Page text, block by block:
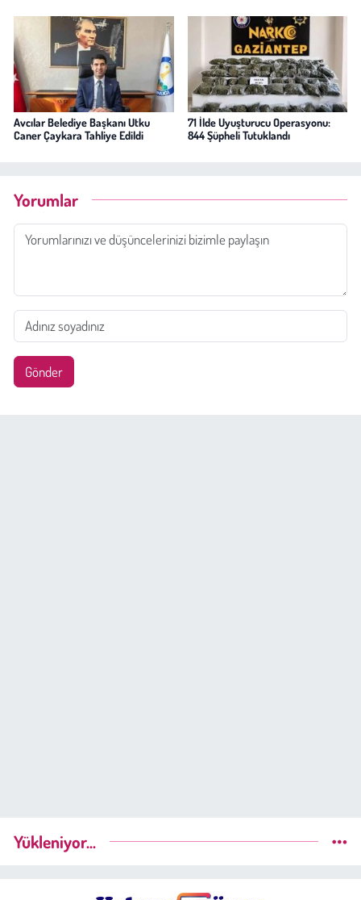
Avcılar Belediye Başkanı Utku
Caner Çaykara Tahliye Edildi
71 İlde Uyuşturucu Operasyonu:
844 Şüpheli Tutuklandı
Yorumlar
Gönder
Yükleniyor...